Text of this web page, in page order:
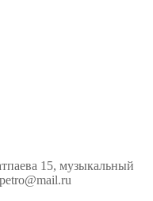
15, музыкальный